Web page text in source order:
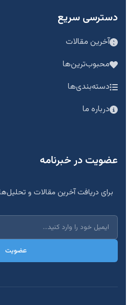
دسترسی سریع
آخرین مقالات
محبوب‌ترین‌ها
دسته‌بندی‌ها
درباره ما
عضویت در خبرنامه
برای دریافت آخرین مقالات و
عضویت